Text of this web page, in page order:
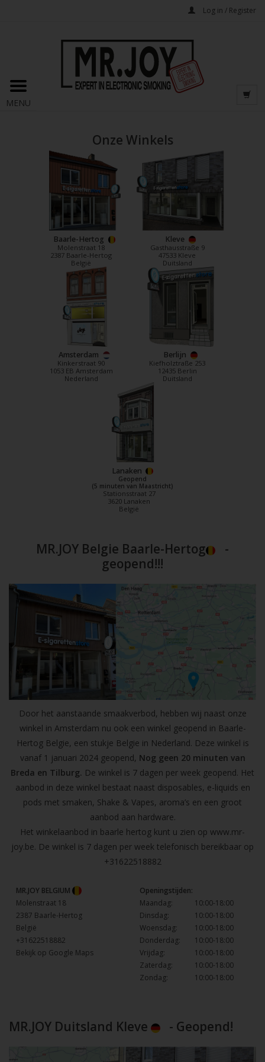
Log in / Register
MENU
Onze Winkels
Baarle-Hertog
Molenstraat 18
2387 Baarle-Hertog
België
Kleve
Gasthausstraße 9
47533 Kleve
Duitsland
Amsterdam
Kinkerstraat 90
1053 EB Amsterdam
Nederland
Berlijn
Kiefholztraße 253
12435 Berlin
Duitsland
Lanaken
Geopend
(5 minuten van Maastricht)
Stationsstraat 27
3620 Lanaken
België
MR.JOY Belgie Baarle-Hertog
-
geopend!!!
Door het aanstaande smaakverbod, hebben wij naast onze
winkel in Amsterdam nu ook een winkel geopend in Baarle-
Hertog Belgie, een stukje Belgie in Nederland. Deze winkel is
vanaf 1 januari 2024 geopend, Nog geen 20 minuten van
Breda en Tilburg. De winkel is 7 dagen per week geopend. Het
aanbod in deze winkel bestaat naast disposables, e-liquids en
pods met smaken, Shake & Vapes, aroma’s en een groot
aanbod aan hardware.
Het winkelaanbod in baarle hertog kunt u zien op www.mr-
joy.be. De winkel is 7 dagen per week telefonisch bereikbaar op
+31622518882
MR.JOY BELGIUM
Molenstraat 18
2387 Baarle-Hertog
België
+31622518882
Bekijk op Google Maps
Openingstijden:
Maandag:
10:00-18:00
Dinsdag:
10:00-18:00
Woensdag:
10:00-18:00
Donderdag:
10:00-18:00
Vrijdag:
10:00-18:00
Zaterdag:
10:00-18:00
Zondag:
10:00-18:00
MR.JOY Duitsland Kleve - Geopend!